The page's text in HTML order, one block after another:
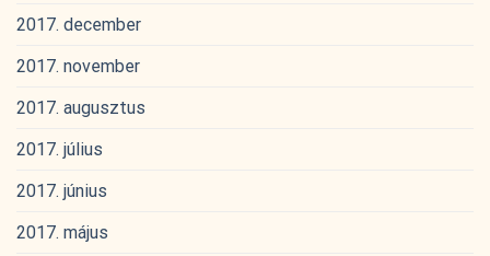
2017. december
2017. november
2017. augusztus
2017. július
2017. június
2017. május